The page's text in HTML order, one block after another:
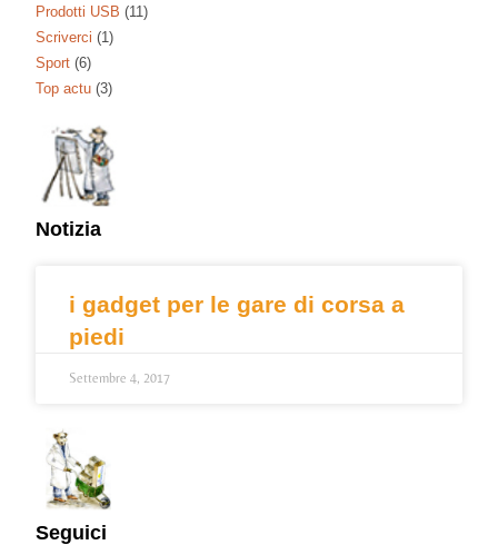
Prodotti USB (11)
Scriverci (1)
Sport (6)
Top actu (3)
Notizia
i gadget per le gare di corsa a
piedi
Settembre 4, 2017
Seguici